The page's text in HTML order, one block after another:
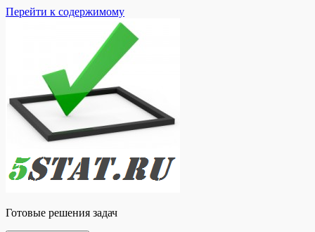
Перейти к содержимому
Готовые решения задач